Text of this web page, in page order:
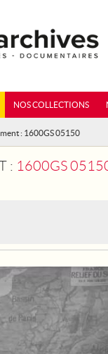
NOS COLLECTIONS
: 1600GS 05150
: 1600GS